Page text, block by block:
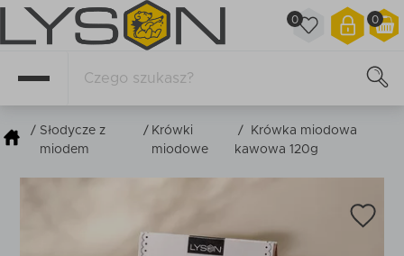
0
0
/ Słodycze z
miodem
/ Krówki
miodowe
/
Krówka miodowa
kawowa 120g